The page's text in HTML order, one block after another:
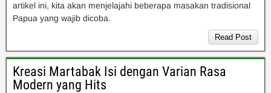
artikel ini, kita akan menjelajahi beberapa masakan tradisional
Papua yang wajib dicoba.
Read Post
Kreasi Martabak Isi dengan Varian Rasa
Modern yang Hits